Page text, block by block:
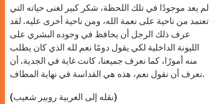
لم يعد موجودًا في تلك اللحظة، شكر كبير لغنى حياته التي
تعتمد من ناحية على نعمة الله، ومن ناحية أخرى عليه. لقد
عرف ذلك الرجل أن يحافظ في وجوده البشري على
الليونة الداخلية لكي يقول دومًا نعم لله الذي كان يطلب
منه أمورًا، كما نعرف جميعنا، كانت غاية في الجدية. أن
نعرف أن نقول نعم، هذه هي القداسة في نهاية المطاف.
(نقله إلى العربية روبير شعيب)